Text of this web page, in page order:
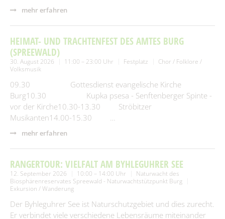
mehr erfahren
HEIMAT- UND TRACHTENFEST DES AMTES BURG
(SPREEWALD)
30. August 2026 11:00 – 23:00 Uhr Festplatz
Chor / Folklore /
Volksmusik
09.30 Gottesdienst evangelische Kirche
Burg10.30 Kupka psesa - Senftenberger Spinte -
vor der Kirche10.30-13.30 Ströbitzer
Musikanten14.00-15.30 …
mehr erfahren
RANGERTOUR: VIELFALT AM BYHLEGUHRER SEE
12. September 2026 10:00 – 14:00 Uhr
Naturwacht des
Biosphärenreservates Spreewald - Naturwachtstützpunkt Burg
Exkursion / Wanderung
Der Byhleguhrer See ist Naturschutzgebiet und dies zurecht.
Er verbindet viele verschiedene Lebensräume miteinander